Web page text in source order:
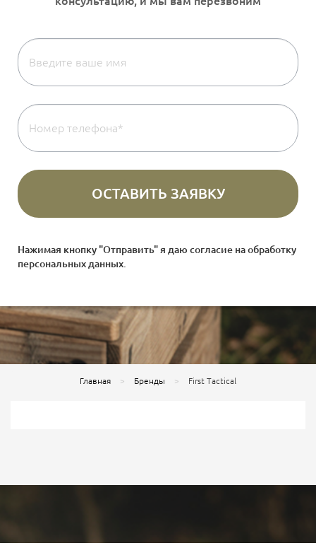
Нажимая кнопку "Отправить" я даю согласие наобработку
персональных данных
Главная Бренды First Tactical